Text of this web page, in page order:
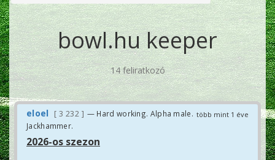
bowl.hu keeper
14 feliratkozó
több mint 1 éve
eloel 3 232
— Hard working. Alpha male.
Jackhammer.
2026-os szezon